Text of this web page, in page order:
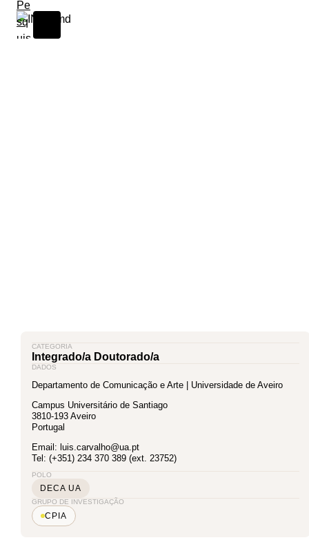
CATEGORIA
Integrado/a Doutorado/a
DADOS
Departamento de Comunicação e Arte | Universidade de Aveiro
Campus Universitário de Santiago
3810-193 Aveiro
Portugal
Email: luis.carvalho@ua.pt
Tel: (+351) 234 370 389 (ext. 23752)
POLO
DECA UA
GRUPO DE INVESTIGAÇÃO
CPIA